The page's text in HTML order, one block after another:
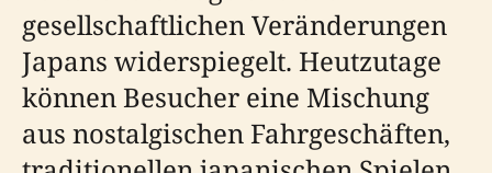
gesellschaftlichen Veränderungen
Japans widerspiegelt. Heutzutage
können Besucher eine Mischung
aus nostalgischen Fahrgeschäften,